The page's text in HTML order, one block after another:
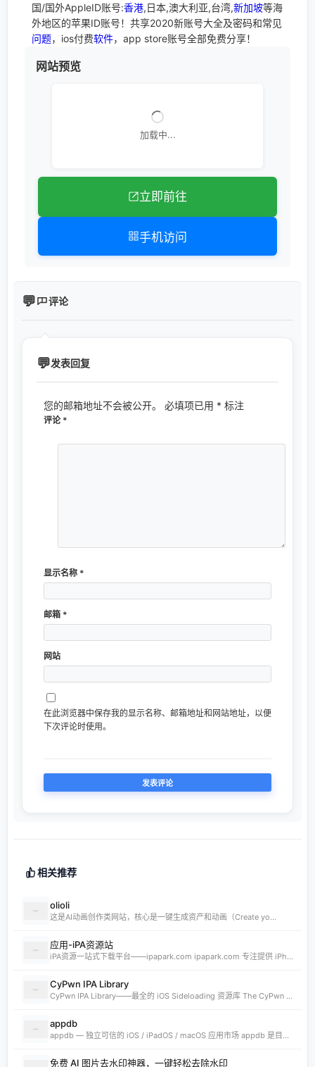
国/国外AppleID账号:香港,日本,澳大利亚,台湾,新加坡等海
外地区的苹果ID账号！共享2020新账号大全及密码和常见
问题，ios付费软件，app store账号全部免费分享！
网站预览
加载中...
立即前往
手机访问
评论
发表回复
您的邮箱地址不会被公开。 必填项已用 * 标注
评论 *
显示名称 *
邮箱 *
网站
在此浏览器中保存我的显示名称、邮箱地址和网站地址，以便
下次评论时使用。
相关推荐
olioli
这是AI动画创作类网站，核心是一键生成资产和动画（Create yo...
应用-iPA资源站
iPA资源一站式下载平台——ipapark.com ipapark.com 专注提供 iPhone、iPad、iPod 软体的 IPA 文件下载服务，覆盖 iOS4 至 iOS16 全系统版本，满足不同机型的用户需求。无论是正版砸壳、开心版软件，还是越狱插件、免费证书，都可在本站快速获取。 核心优势 **全网最全 ip
CyPwn IPA Library
CyPwn IPA Library——最全的 iOS Sideloading 资源库 The CyPwn IPA Library is the most complete sideloading library available for iOS devices. 这里聚合了海量 IPA 包，覆盖 Jailbreak
appdb
appdb — 独立可信的 iOS / iPadOS / macOS 应用市场 appdb 是目前最大的 独立 marketplace，专注于 iOS、iPadOS 与 macOS 生态。无论是开发者想要免费发布应用，还是普通用户想要安全、私密地下载安装自己需要的 app，都可以在这里轻松实现。 核心优势 免费发布：开
免费 AI 图片去水印神器，一键轻松去除水印